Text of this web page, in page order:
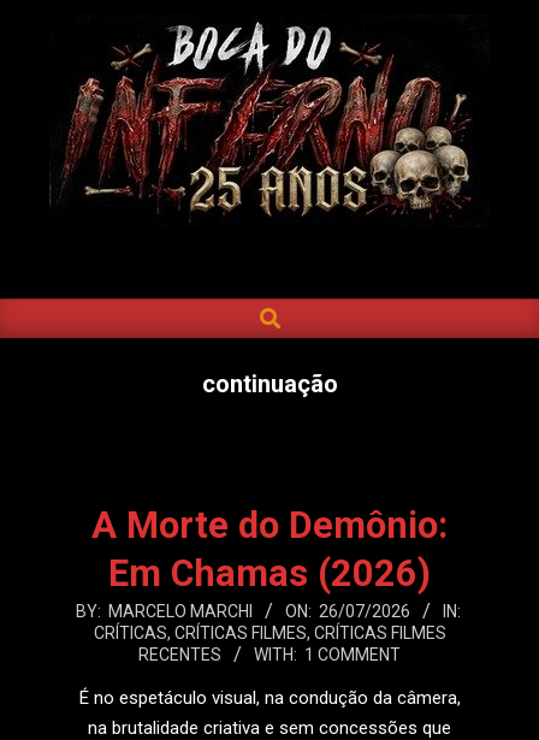
DO
INFERNO
Navigation
SEARCH
continuação
A Morte do Demônio:
Em Chamas (2026)
2026-
07-
BY: MARCELO MARCHI ON: 26/07/2026
IN:
CRÍTICAS, CRÍTICAS FILMES, CRÍTICAS FILMES
RECENTES
WITH: 1 COMMENT
É no espetáculo visual, na condução da câmera,
na brutalidade criativa e sem concessões que